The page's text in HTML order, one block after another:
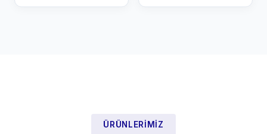
ÜRÜNLERIMIZ